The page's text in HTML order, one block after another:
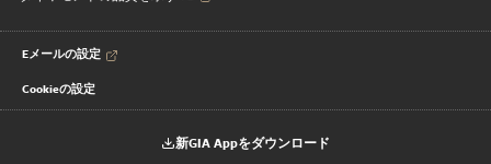
Eメールの設定
Cookieの設定
新GIA Appをダウンロード